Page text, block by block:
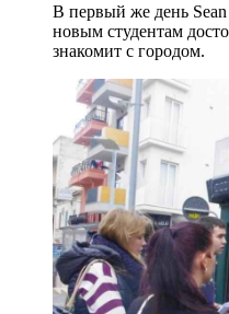
В первый же день Sean
новым студентам
знакомит с городом.